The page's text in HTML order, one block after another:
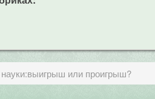
или проигрыш?